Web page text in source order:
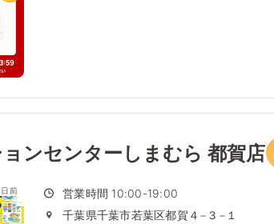
ンセンターしまむら 都賀店
前
営業時間 10:00-19:00
千葉県千葉市若葉区都賀４−３−１